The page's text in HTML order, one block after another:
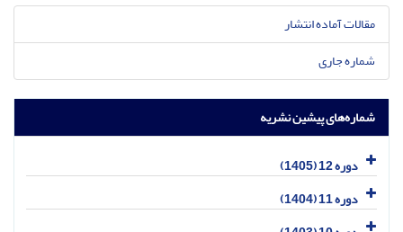
مقالات آماده انتشار
شماره جاری
شماره‌های پیشین نشریه
دوره 12 (1405)
دوره 11 (1404)